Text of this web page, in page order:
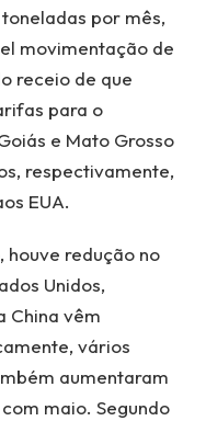
por mês,
movimentação de
receio de que
para o
e Mato Grosso
respectivamente,
EUA.
houve redução no
Unidos,
China vêm
vários
aumentaram
maio. Segundo